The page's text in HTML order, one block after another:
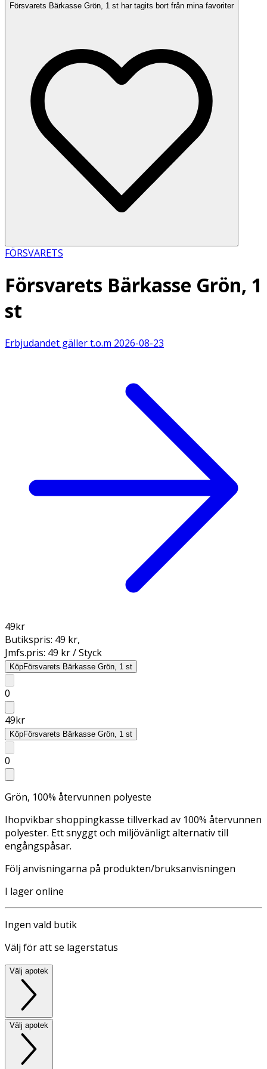
Försvarets Bärkasse Grön, 1 st har tagits bort från mina favoriter
FÖRSVARETS
Försvarets Bärkasse Grön, 1
st
Erbjudandet gäller t.o.m 2026-08-23
49kr
Butikspris: 49 kr,
Jmfs.pris: 49 kr / Styck
KöpFörsvarets Bärkasse Grön, 1 st
0
49kr
KöpFörsvarets Bärkasse Grön, 1 st
0
Grön, 100% återvunnen polyeste
Ihopvikbar shoppingkasse tillverkad av 100% återvunnen
polyester. Ett snyggt och miljövänligt alternativ till
engångspåsar.
Följ anvisningarna på produkten/bruksanvisningen
I lager online
Ingen vald butik
Välj för att se lagerstatus
Välj apotek
Välj apotek